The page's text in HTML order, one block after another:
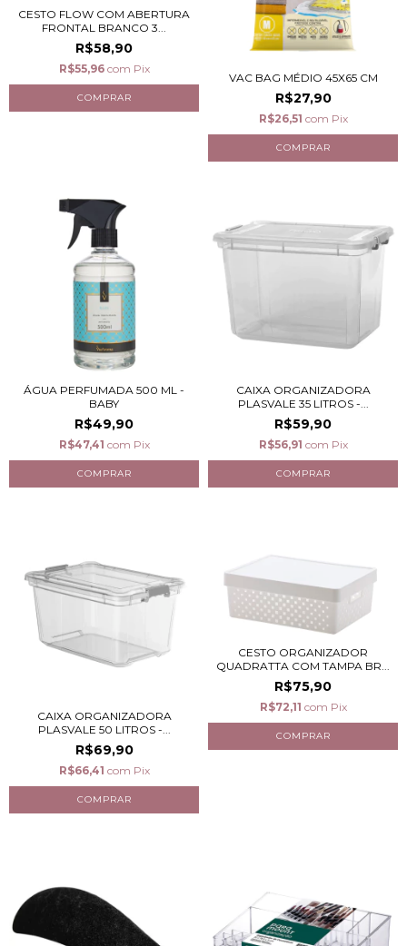
CESTO FLOW COM ABERTURA
FRONTAL BRANCO 3...
R$58,90
R$55,96 com Pix
VAC BAG MÉDIO 45X65 CM
R$27,90
R$26,51 com Pix
ÁGUA PERFUMADA 500 ML -
BABY
R$49,90
R$47,41 com Pix
CAIXA ORGANIZADORA
PLASVALE 35 LITROS -...
R$59,90
R$56,91 com Pix
CAIXA ORGANIZADORA
PLASVALE 50 LITROS -...
R$69,90
R$66,41 com Pix
CESTO ORGANIZADOR
QUADRATTA COM TAMPA BR...
R$75,90
R$72,11 com Pix